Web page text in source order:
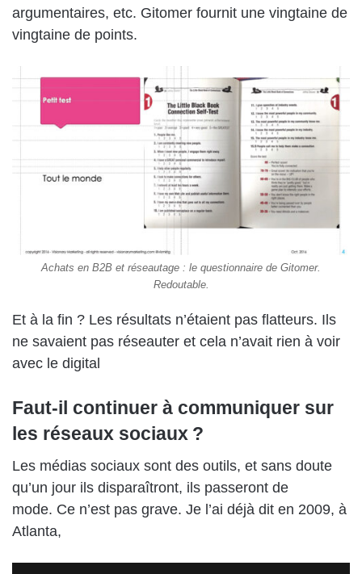
argumentaires, etc. Gitomer fournit une vingtaine de
vingtaine de points.
Achats en B2B et réseautage : le questionnaire de Gitomer.
Redoutable.
Et à la fin ? Les résultats n’étaient pas flatteurs. Ils
ne savaient pas réseauter et cela n’avait rien à voir
avec le digital
Faut-il continuer à communiquer sur
les réseaux sociaux ?
Les médias sociaux sont des outils, et sans doute
qu’un jour ils disparaîtront, ils passeront de
mode. Ce n’est pas grave. Je l’ai déjà dit en 2009, à
Atlanta,